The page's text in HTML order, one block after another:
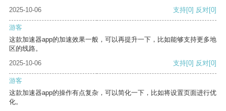
2025-10-06
支持[0] 反对[0]
游客
这款加速器app的加速效果一般，可以再提升一下，比如能够支持更多地
区的线路。
2025-10-06
支持[0] 反对[0]
游客
这款加速器app的操作有点复杂，可以简化一下，比如将设置页面进行优
化。